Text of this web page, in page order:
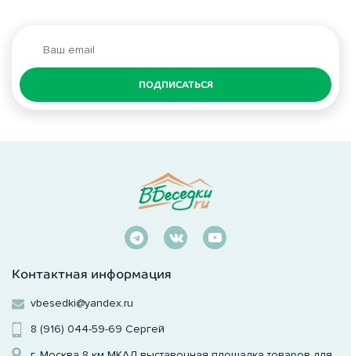
ПОДПИСАТЬСЯ
Контактная информация
vbesedki@yandex.ru
8 (916) 044-59-69 Сергей